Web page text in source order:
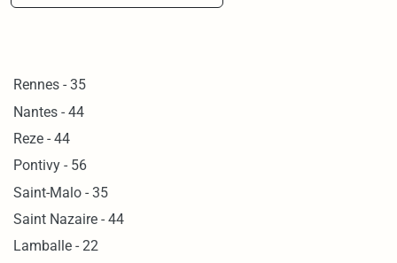
Rennes - 35
Nantes - 44
Reze - 44
Pontivy - 56
Saint-Malo - 35
Saint Nazaire - 44
Lamballe - 22